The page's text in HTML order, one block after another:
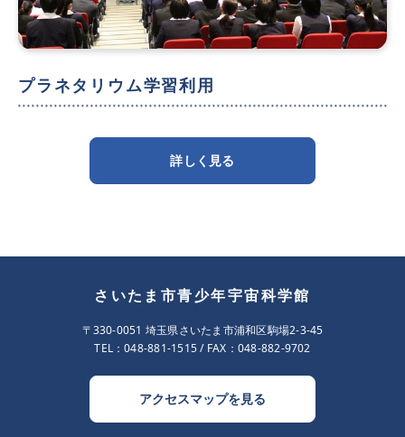
プラネタリウム学習利用
詳しく見る
さいたま市青少年宇宙科学館
〒330-0051 埼玉県さいたま市浦和区駒場2-3-45
TEL：048-881-1515/ FAX：048-882-9702
アクセスマップを見る